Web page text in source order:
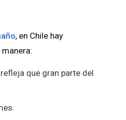
, en Chile hay
que gran parte del